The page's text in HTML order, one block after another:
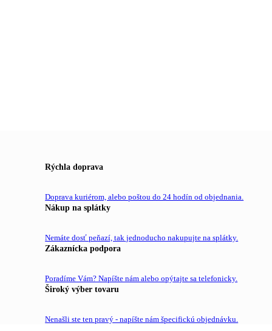
Rýchla doprava
Doprava kuriérom, alebo poštou do 24 hodín od objednania.
Nákup na splátky
Nemáte dosť peňazí, tak jednoducho nakupujte na splátky.
Zákaznícka podpora
Poradíme Vám? Napíšte nám alebo opýtajte sa telefonicky.
Široký výber tovaru
Nenašli ste ten pravý - napíšte nám špecifickú objednávku.